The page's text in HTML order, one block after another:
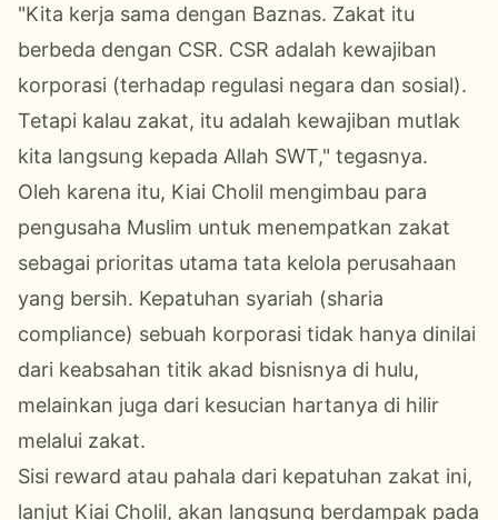
​"Kita kerja sama dengan Baznas. Zakat itu
berbeda dengan CSR. CSR adalah kewajiban
korporasi (terhadap regulasi negara dan sosial).
Tetapi kalau zakat, itu adalah kewajiban mutlak
kita langsung kepada Allah SWT," tegasnya.
Oleh karena itu, Kiai Cholil mengimbau para
pengusaha Muslim untuk menempatkan zakat
sebagai prioritas utama tata kelola perusahaan
yang bersih. Kepatuhan syariah (sharia
compliance) sebuah korporasi tidak hanya dinilai
dari keabsahan titik akad bisnisnya di hulu,
melainkan juga dari kesucian hartanya di hilir
melalui zakat.
Sisi reward atau pahala dari kepatuhan zakat ini,
lanjut Kiai Cholil, akan langsung berdampak pada